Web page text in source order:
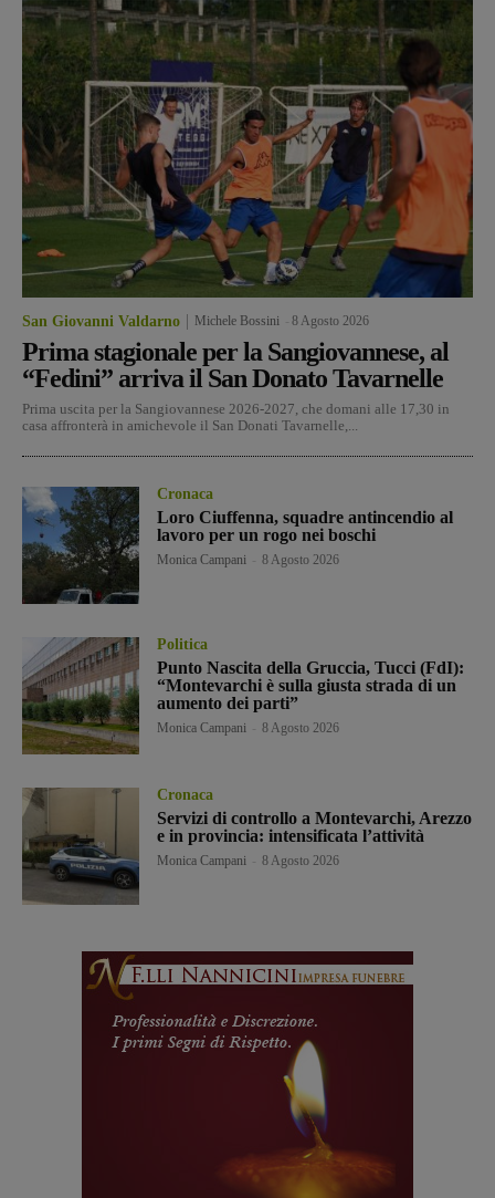
San Giovanni Valdarno Michele Bossini 8 Agosto 2026
Prima stagionale per la Sangiovannese, al
“Fedini” arriva il San Donato Tavarnelle
Prima uscita per la Sangiovannese 2026-2027, che domani alle 17,30 in
casa affronterà in amichevole il San Donati Tavarnelle,...
Cronaca
Loro Ciuffenna, squadre antincendio al
lavoro per un rogo nei boschi
Monica Campani 8 Agosto 2026
Politica
Punto Nascita della Gruccia, Tucci (FdI):
“Montevarchi è sulla giusta strada di un
aumento dei parti”
Monica Campani 8 Agosto 2026
Cronaca
Servizi di controllo a Montevarchi, Arezzo
e in provincia: intensificata l’attività
Monica Campani 8 Agosto 2026